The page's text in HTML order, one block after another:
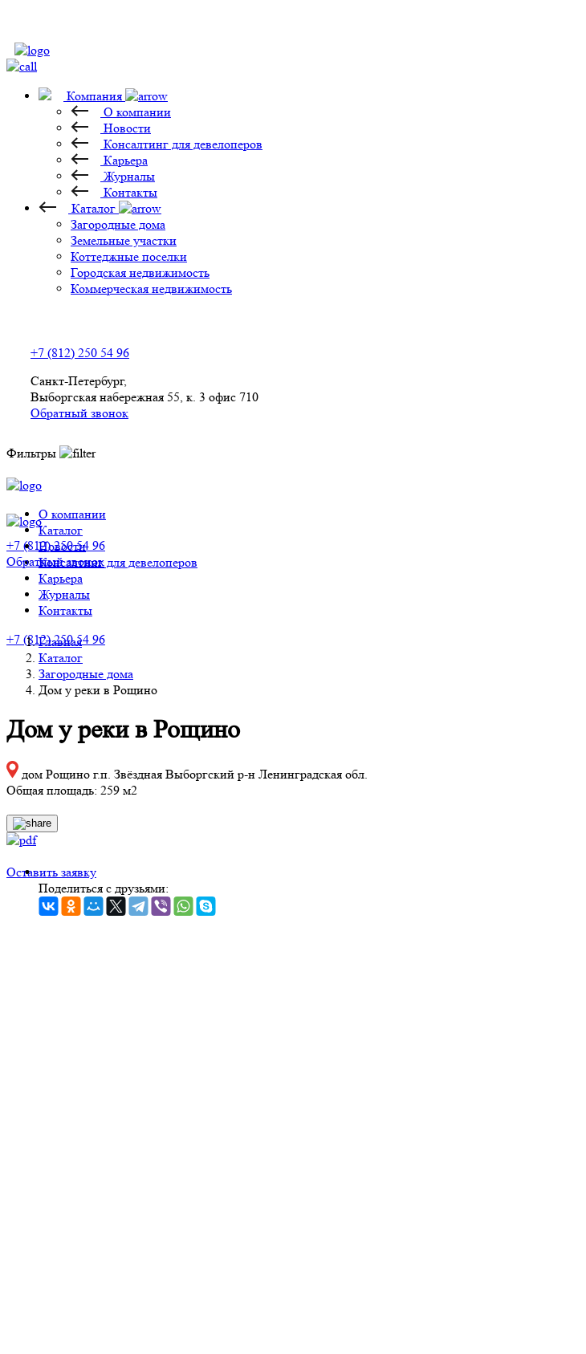
Компания
О компании
Новости
Консалтинг для девелоперов
Карьера
Журналы
Контакты
Каталог
Загородные дома
Земельные участки
Коттеджные поселки
Городская недвижимость
Коммерческая недвижимость
+7 (812) 250 54 96
Санкт-Петербург,
Выборгская набережная 55, к. 3 офис 710
Обратный звонок
Фильтры
О компании
Каталог
Новости
Консалтинг для девелоперов
Карьера
Журналы
Контакты
+7 (812) 250 54 96
+7 (812) 250 54 96
Обратный звонок
Главная
Каталог
Загородные дома
Дом у реки в Рощино
Дом у реки в Рощино
дом Рощино г.п. Звёздная Выборгский р-н Ленинградская обл.
Общая площадь: 259 м2
Поделиться с друзьями:
Оставить заявку